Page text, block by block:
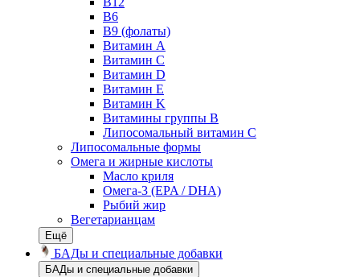
В6
В9 (фолаты)
Витамин A
Витамин C
Витамин D
Витамин E
Витамин K
Витамины группы B
Липосомальный витамин C
Липосомальные формы
Омега и жирные кислоты
Масло криля
Омега-3 (EPA / DHA)
Рыбий жир
Вегетарианцам
Ещё
БАДы и специальные добавки
БАДы и специальные добавки